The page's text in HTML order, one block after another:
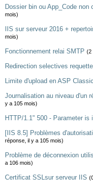
Dossier bin ou App_Code non
mois)
IIS sur serveur 2016 +
mois)
Fonctionnement relai SMTP (2
Redirection selectives
Limite d'upload en ASP Classic
Journalisation au niveau d'un
y a 105 mois)
HTTP/1.1" 500 - Parameter is
[IIS 8.5] Problèmes
réponse, il y a 105 mois)
Problème de déconnexion
a 106 mois)
Certificat SSLsur serveur IIS